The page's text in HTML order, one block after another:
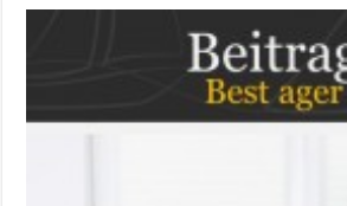
alt
werden
mit
Vergnügen!